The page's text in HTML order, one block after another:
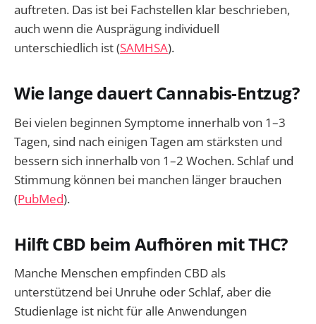
auftreten. Das ist bei Fachstellen klar beschrieben,
auch wenn die Ausprägung individuell
unterschiedlich ist (SAMHSA).
Wie lange dauert Cannabis-Entzug?
Bei vielen beginnen Symptome innerhalb von 1–3
Tagen, sind nach einigen Tagen am stärksten und
bessern sich innerhalb von 1–2 Wochen. Schlaf und
Stimmung können bei manchen länger brauchen
(PubMed).
Hilft CBD beim Aufhören mit THC?
Manche Menschen empfinden CBD als
unterstützend bei Unruhe oder Schlaf, aber die
Studienlage ist nicht für alle Anwendungen